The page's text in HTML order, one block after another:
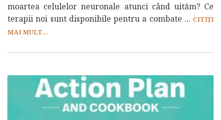
moartea celulelor neuronale atunci când uităm? Ce
terapii noi sunt disponibile pentru a combate ... CITIȚI
MAI MULT...